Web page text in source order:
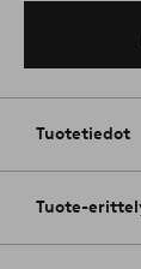
Tuotetiedot
Tuote-